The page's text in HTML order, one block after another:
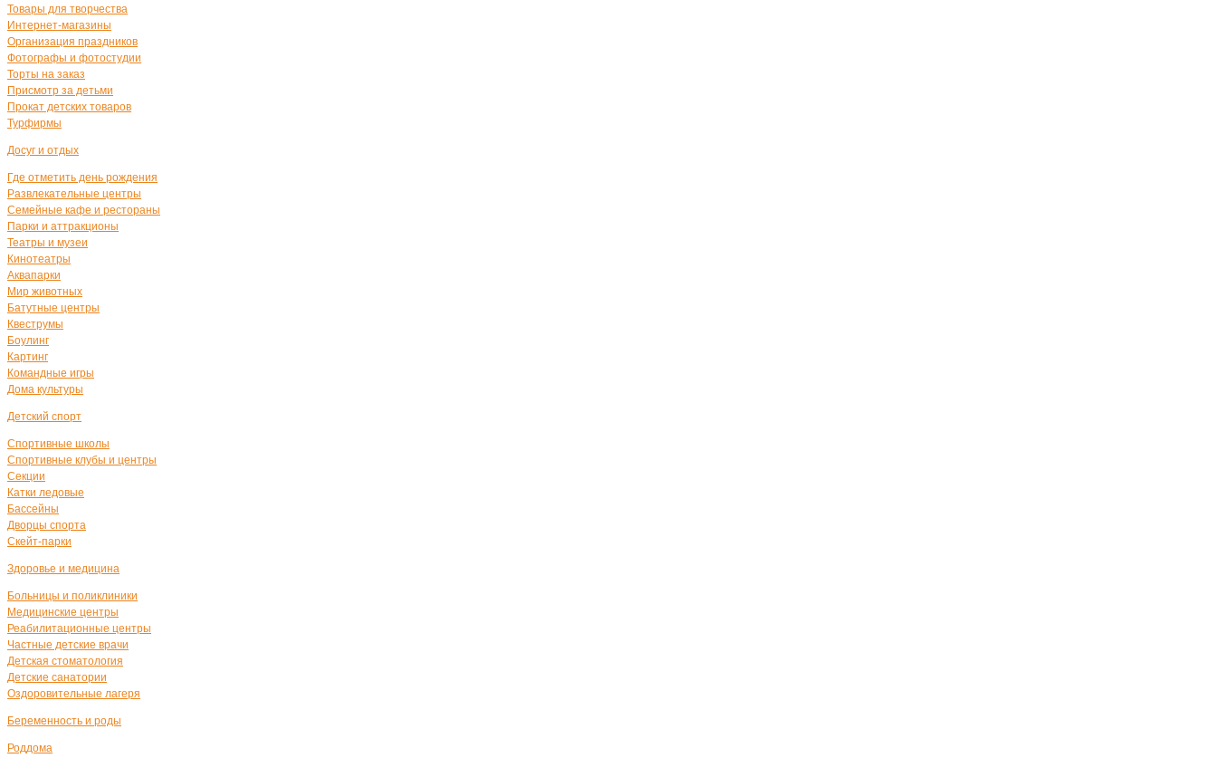
Товары для творчества
Интернет-магазины
Организация праздников
Фотографы и фотостудии
Торты на заказ
Присмотр за детьми
Прокат детских товаров
Турфирмы
Досуг и отдых
Где отметить день рождения
Развлекательные центры
Семейные кафе и рестораны
Парки и аттракционы
Театры и музеи
Кинотеатры
Аквапарки
Мир животных
Батутные центры
Квеструмы
Боулинг
Картинг
Командные игры
Дома культуры
Детский спорт
Спортивные школы
Спортивные клубы и центры
Секции
Катки ледовые
Бассейны
Дворцы спорта
Скейт-парки
Здоровье и медицина
Больницы и поликлиники
Медицинские центры
Реабилитационные центры
Частные детские врачи
Детская стоматология
Детские санатории
Оздоровительные лагеря
Беременность и роды
Роддома